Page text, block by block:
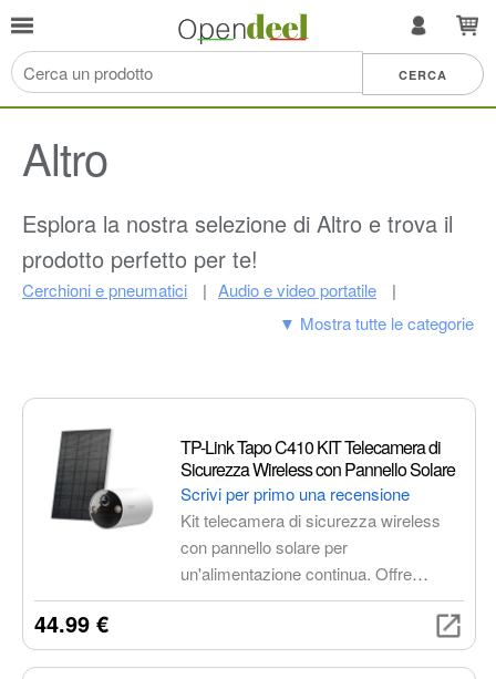
Altro
Esplora la nostra selezione di Altro e trova il
prodotto perfetto per te!
Cerchioni e pneumatici
Audio e video portatile
Cani
Donna
Gatti
Giochi da tavola, di società e accessori
Home cinema, tv e video
Pasta, riso e legumi secchi
Sport
Trucco
▼ Mostra tutte le categorie
TP-Link Tapo C410 KIT Telecamera di
Sicurezza Wireless con Pannello Solare
Scrivi per primo una recensione
Kit telecamera di sicurezza wireless
con pannello solare per
un'alimentazione continua. Offre
immagini nitide 2K 3MP, visione
intemperie IP65, rilevamento del
44.99 €